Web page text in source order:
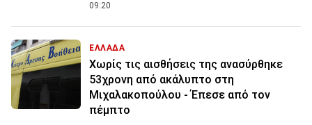
09:20
ΕΛΛΑΔΑ
Χωρίς τις αισθήσεις της ανασύρθηκε
53χρονη από ακάλυπτο στη
Μιχαλακοπούλου - Έπεσε από τον
πέμπτο